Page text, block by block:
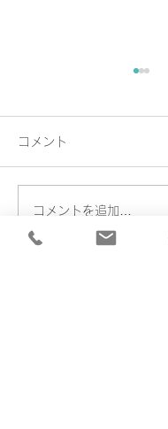
Exhibition…
コメント
コメントを追加…